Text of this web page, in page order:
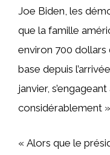
Joe Biden, les
que la famille
environ 700 dollars
base depuis
janvier,
considérablement
« Alors que le